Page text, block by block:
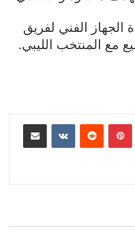
الجهاز الفني لفريق
مع المنتخب الليبي.
بينتيريست مشاركة عبر البريد